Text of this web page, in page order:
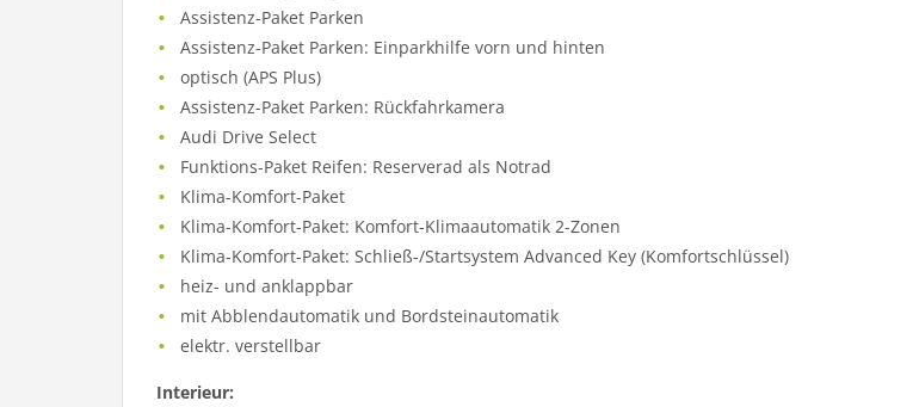
Assistenz-Paket Parken
Assistenz-Paket Parken: Einparkhilfe vorn und hinten
optisch (APS Plus)
Assistenz-Paket Parken: Rückfahrkamera
Audi Drive Select
Funktions-Paket Reifen: Reserverad als Notrad
Klima-Komfort-Paket
Klima-Komfort-Paket: Komfort-Klimaautomatik 2-Zonen
Klima-Komfort-Paket: Schließ-/Startsystem Advanced Key (Komfortschlüssel)
heiz- und anklappbar
mit Abblendautomatik und Bordsteinautomatik
elektr. verstellbar
Interieur: